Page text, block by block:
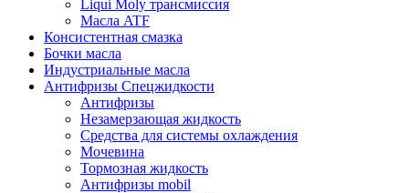
Liqui Moly трансмиссия
Масла ATF
Консистентная смазка
Бочки масла
Индустриальные масла
Антифризы Спецжидкости
Антифризы
Незамерзающая жидкость
Средства для системы охлаждения
Мочевина
Тормозная жидкость
Антифризы mobil